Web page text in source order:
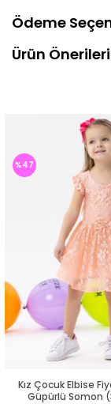
Ödeme
Ürün Önerileri
Kız Çocuk Elbise
Güpürlü Somon
%47